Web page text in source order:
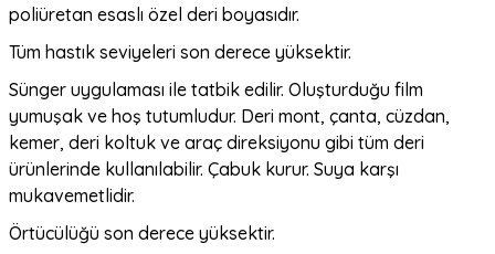
poliüretan esaslı özel deri boyasıdır.
Tüm hastık seviyeleri son derece yüksektir.
Sünger uygulaması ile tatbik edilir. Oluşturduğu film
yumuşak ve hoş tutumludur. Deri mont, çanta, cüzdan,
kemer, deri koltuk ve araç direksiyonu gibi tüm deri
ürünlerinde kullanılabilir. Çabuk kurur. Suya karşı
mukavemetlidir.
Örtücülüğü son derece yüksektir.